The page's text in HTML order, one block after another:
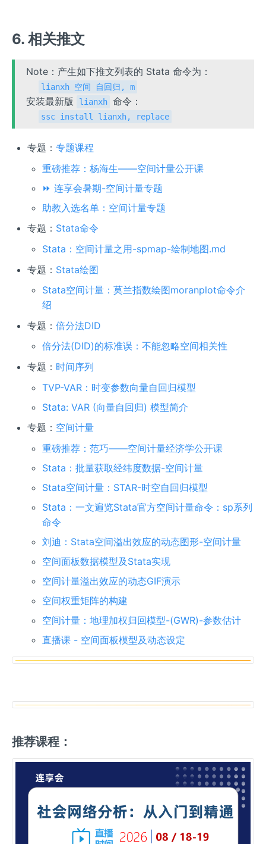
6. 相关推文
Note：产生如下推文列表的 Stata 命令为：
lianxh 空间 自回归, m
安装最新版 lianxh 命令：
ssc install lianxh, replace
专题： 专题课程
重磅推荐：杨海生——空间计量公开课
⏩ 连享会暑期-空间计量专题
助教入选名单：空间计量专题
专题： Stata命令
Stata：空间计量之用-spmap-绘制地图.md
专题： Stata绘图
Stata空间计量：莫兰指数绘图moranplot命令介
绍
专题： 倍分法DID
倍分法(DID)的标准误：不能忽略空间相关性
专题： 时间序列
TVP-VAR：时变参数向量自回归模型
Stata: VAR (向量自回归) 模型简介
专题： 空间计量
重磅推荐：范巧——空间计量经济学公开课
Stata：批量获取经纬度数据-空间计量
Stata空间计量：STAR-时空自回归模型
Stata：一文遍览Stata官方空间计量命令：sp系列
命令
刘迪：Stata空间溢出效应的动态图形-空间计量
空间面板数据模型及Stata实现
空间计量溢出效应的动态GIF演示
空间权重矩阵的构建
空间计量：地理加权归回模型-(GWR)-参数估计
直播课 - 空间面板模型及动态设定
推荐课程：